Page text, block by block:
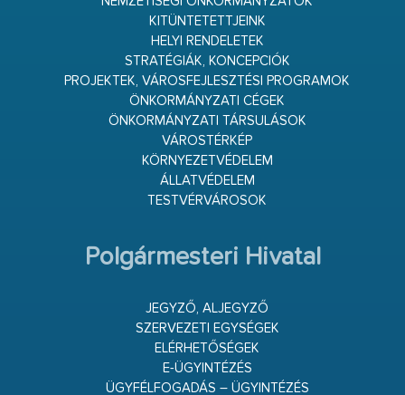
KITÜNTETETTJEINK
HELYI RENDELETEK
STRATÉGIÁK, KONCEPCIÓK
PROJEKTEK, VÁROSFEJLESZTÉSI PROGRAMOK
ÖNKORMÁNYZATI CÉGEK
ÖNKORMÁNYZATI TÁRSULÁSOK
VÁROSTÉRKÉP
KÖRNYEZETVÉDELEM
ÁLLATVÉDELEM
TESTVÉRVÁROSOK
Polgármesteri Hivatal
JEGYZŐ, ALJEGYZŐ
SZERVEZETI EGYSÉGEK
ELÉRHETŐSÉGEK
E-ÜGYINTÉZÉS
ÜGYFÉLFOGADÁS – ÜGYINTÉZÉS